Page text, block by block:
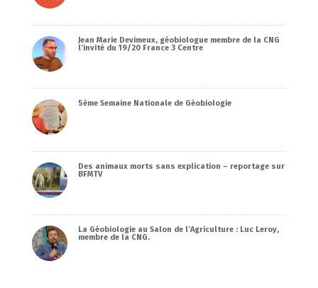
Jean Marie Devimeux, géobiologue membre de la CNG
l’invité du 19/20 France 3 Centre
5ème Semaine Nationale de Géobiologie
Des animaux morts sans explication – reportage sur
BFMTV
La Géobiologie au Salon de l’Agriculture : Luc Leroy,
membre de la CNG.